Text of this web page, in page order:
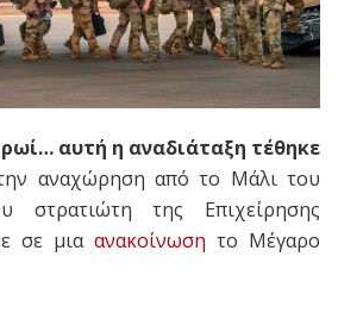
αυτή η αναδιάταξη τέθηκε
αναχώρηση από το Μάλι του
στρατιώτη της Επιχείρησης
σε μια ανακοίνωση το Μέγαρο